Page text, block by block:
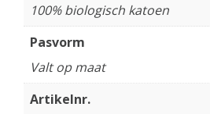
100% biologisch katoen
Pasvorm
Valt op maat
Artikelnr.